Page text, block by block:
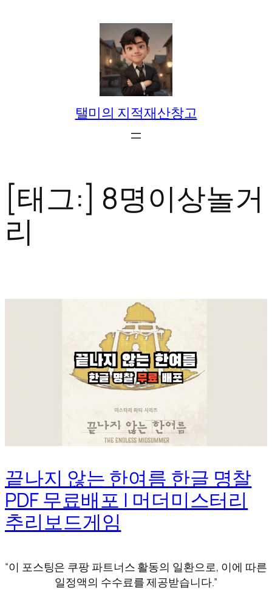
탤미의 지적재산창고
[태그:] 8명이상놀거
리
끝나지 않는 한여름 한글 명찰
PDF 무료배포 | 머더미스터리
추리보드게임
“이 포스팅은 쿠팡 파트너스 활동의 일환으로, 이에 따른
일정액의 수수료를 제공받습니다.”